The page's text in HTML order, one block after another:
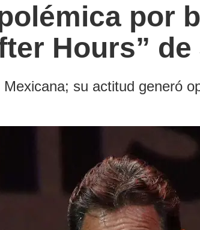
por
Hours”
su actitud generó